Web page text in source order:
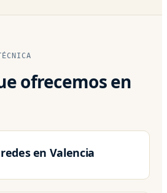
ofrecemos en
en Valencia